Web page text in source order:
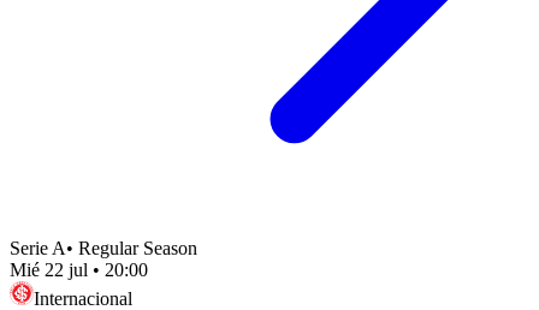
Serie A• Regular Season
Mié 22 jul • 20:00
Internacional